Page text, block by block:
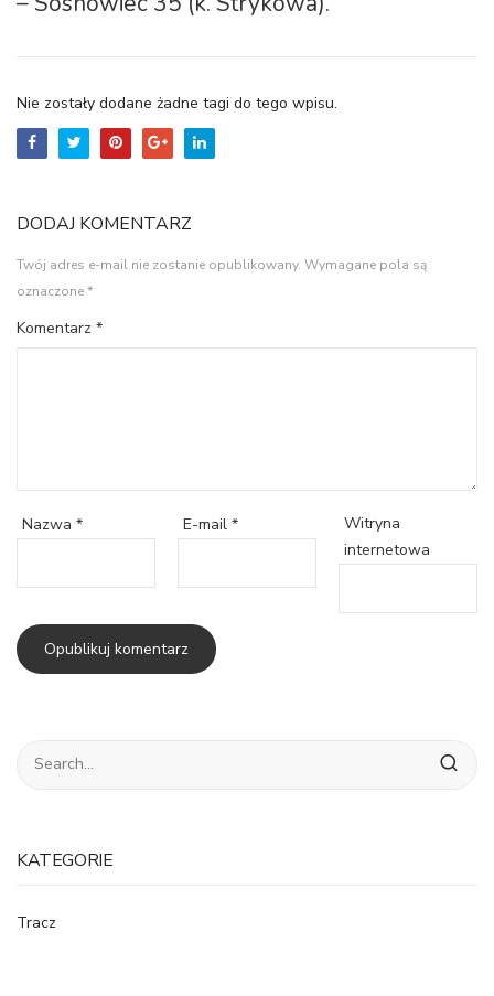
Nie zostały dodane żadne tagi do tego wpisu.
DODAJ KOMENTARZ
Twój adres e-mail nie zostanie opublikowany. Wymagane pola są
oznaczone*
Komentarz *
Nazwa * E-mail *
Witryna
internetowa
KATEGORIE
Tracz